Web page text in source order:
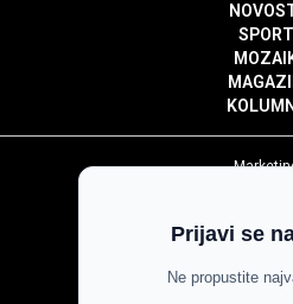
SPORT
Pravila
Prijavi se
Ne propustite